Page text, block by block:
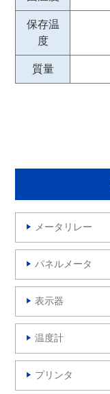
保存温
度
質量
メータリレー
パネルメータ
表示器
温度計
プリンタ